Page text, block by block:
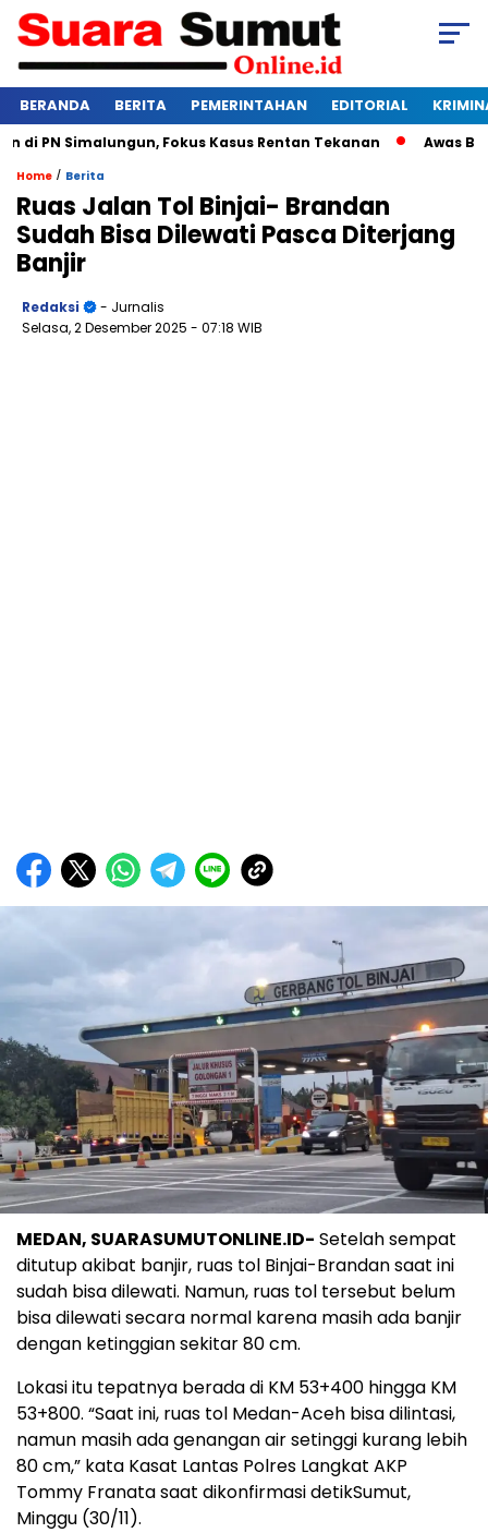
BERANDA BERITA PEMERINTAHAN EDITORIAL
Simalungun, Fokus Kasus Rentan Tekanan Awas
Home / Berita
Ruas Jalan Tol Binjai- Brandan
Sudah Bisa Dilewati Pasca Diterjang
Banjir
Redaksi
- Jurnalis
Selasa, 2 Desember 2025 - 07:18 WIB
MEDAN, SUARASUMUTONLINE.ID- Setelah sempat
ditutup akibat banjir, ruas tol Binjai-Brandan saat ini
sudah bisa dilewati. Namun, ruas tol tersebut belum
bisa dilewati secara normal karena masih ada banjir
dengan ketinggian sekitar 80 cm.
Lokasi itu tepatnya berada di KM 53+400 hingga KM
53+800. “Saat ini, ruas tol Medan-Aceh bisa dilintasi,
namun masih ada genangan air setinggi kurang lebih
80 cm,” kata Kasat Lantas Polres Langkat AKP
Tommy Franata saat dikonfirmasi detikSumut,
Minggu (30/11).